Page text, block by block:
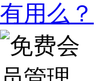
有用么？